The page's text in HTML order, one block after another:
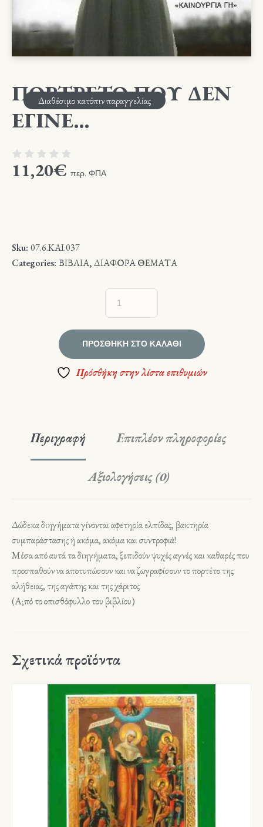
ΠΟΡΤΡΕΤΟ ΠΟΥ ΔΕΝ
ΕΓΙΝΕ…
11,20€ περ. ΦΠΑ
Sku: 07.6.ΚΑΙ.037
Categories: ΒΙΒΛΙΑ,ΔΙΑΦΟΡΑ ΘΕΜΑΤΑ
Διαθέσιμο κατόπιν παραγγελίας
ΠΡΟΣΘΉΚΗ ΣΤΟ ΚΑΛΆΘΙ
Πρόσθήκη στην λίστα επιθυμιών
Περιγραφή Επιπλέον πληροφορίες
Αξιολογήσεις (0)
Δώδεκα διηγήματα γίνονται αφετηρία ελπίδας, βακτηρία
συμπαράστασης ή ακόμα, ακόμα και συντροφιά!
Μέσα από αυτά τα διηγήματα, ξεπιδούν ψυχές αγνές και καθαρές που
προσπαθούν να αποτυπώσουν και να ζωγραφίσουν το πορτέτο της
αλήθειας, της αγάπης και της χάριτος
(Α;πό το οπισθόφυλλο του βιβλίου)
Σχετικά προϊόντα